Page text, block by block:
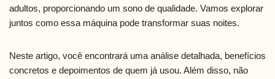
adultos, proporcionando um sono de qualidade. Vamos explorar
juntos como essa máquina pode transformar suas noites.
Neste artigo, você encontrará uma análise detalhada, benefícios
concretos e depoimentos de quem já usou. Além disso, não